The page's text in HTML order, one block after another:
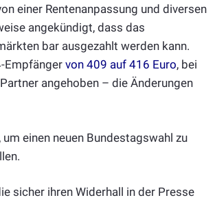
einer Rentenanpassung und diversen
angekündigt, dass das
bar ausgezahlt werden kann.
Empfänger von 409 auf 416 Euro, bei
angehoben – die Änderungen
einen neuen Bundestagswahl zu
sicher ihren Widerhall in der Presse